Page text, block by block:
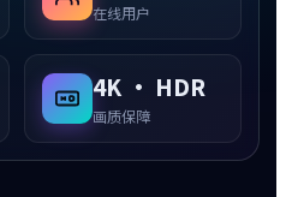
在线用户
4K · HDR
画质保障